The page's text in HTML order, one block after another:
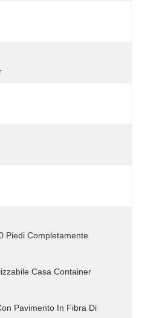
Piedi Completamente
Casa Container
Pavimento In Fibra Di